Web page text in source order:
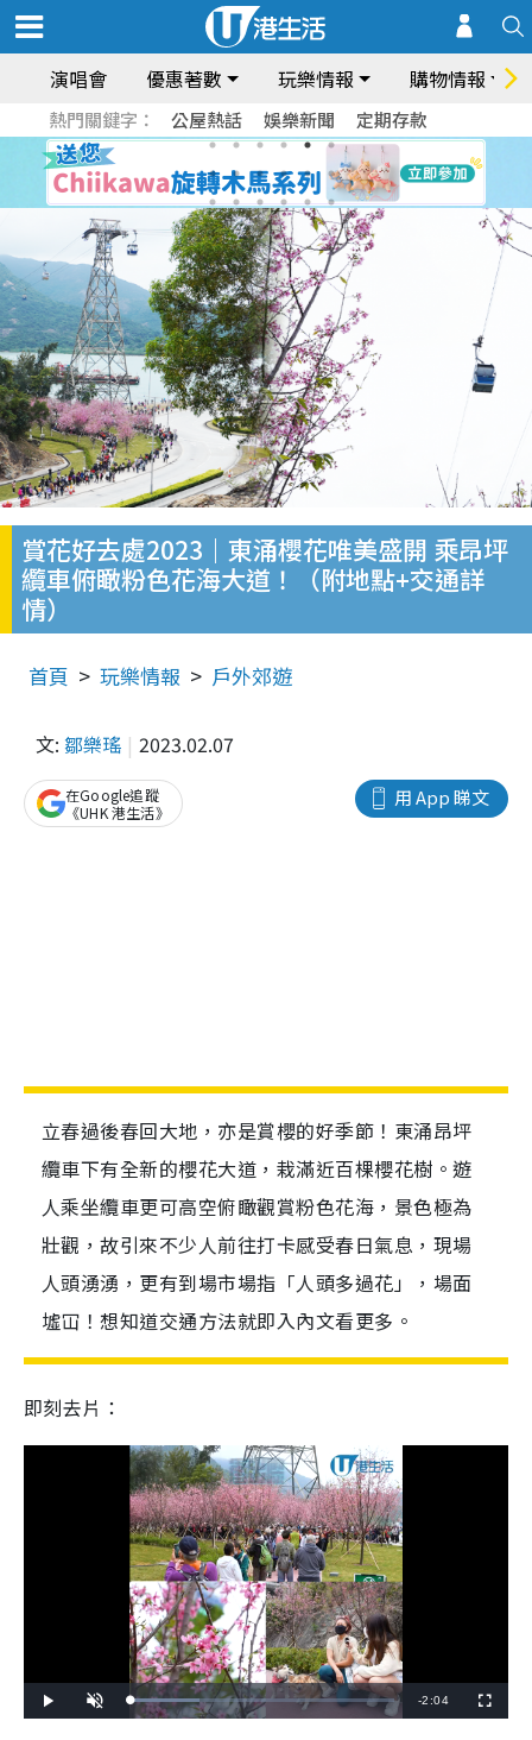
演唱會 優惠著數 玩樂情報 購物情報
熱門關鍵字： 公屋熱話 娛樂新聞 定期存款
賞花好去處2023｜東涌櫻花唯美盛開 乘昂坪
纜車俯瞰粉色花海大道！（附地點+交通詳
情）
首頁 玩樂情報 戶外郊遊
文: 鄒樂瑤 2023.02.07
用 App 睇文
在Google追蹤
《UHK 港生活》
立春過後春回大地，亦是賞櫻的好季節！東涌昂坪
纜車下有全新的櫻花大道，栽滿近百棵櫻花樹。遊
人乘坐纜車更可高空俯瞰觀賞粉色花海，景色極為
壯觀，故引來不少人前往打卡感受春日氣息，現場
人頭湧湧，更有到場市場指「人頭多過花」，場面
墟冚！想知道交通方法就即入內文看更多。
即刻去片：
l
n
L
o
R
-2:04
u